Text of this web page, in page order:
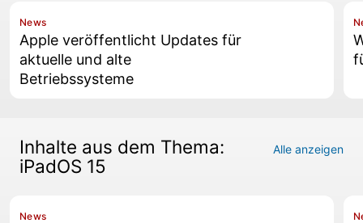
News
Apple veröffentlicht Updates für
aktuelle und alte
Betriebssysteme
Inhalte aus dem Thema:
iPadOS 15
Alle anzeigen
News